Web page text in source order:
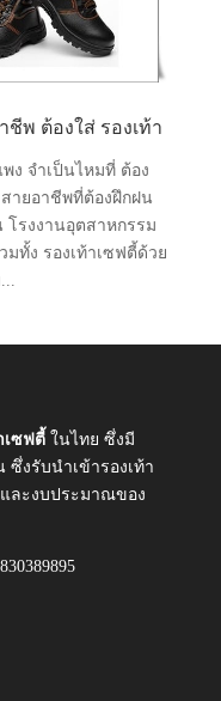
พ ต้องใส่ รองเท้า
ง จำเป็นไหมที่ ต้อง
สายอาชีพที่ต้องฝึกฝน
โรงงานอุตสาหกรรม
ทั้ง รองเท้าเซฟตี้ด้วย
เซฟตี้ ในไทย ซึ่งมี
ซึ่งรับนำเข้ารองเท้า
ละงบประมาณของ